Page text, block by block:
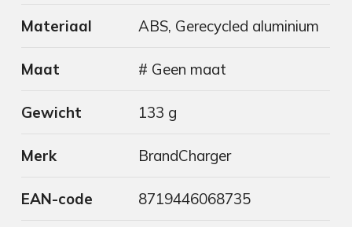
Materiaal ABS, Gerecycled aluminium
Maat # Geen maat
Gewicht 133 g
Merk BrandCharger
EAN-code 8719446068735